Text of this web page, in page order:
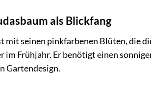
als Blickfang
mit seinen pinkfarbenen Blüten, die
im Frühjahr. Er benötigt einen
Gartendesign.